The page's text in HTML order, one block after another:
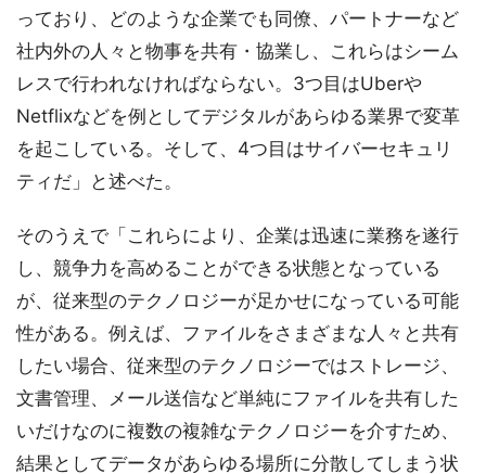
っており、どのような企業でも同僚、パートナーなど
社内外の人々と物事を共有・協業し、これらはシーム
レスで行われなければならない。3つ目はUberや
Netflixなどを例としてデジタルがあらゆる業界で変革
を起こしている。そして、4つ目はサイバーセキュリ
ティだ」と述べた。
そのうえで「これらにより、企業は迅速に業務を遂行
し、競争力を高めることができる状態となっている
が、従来型のテクノロジーが足かせになっている可能
性がある。例えば、ファイルをさまざまな人々と共有
したい場合、従来型のテクノロジーではストレージ、
文書管理、メール送信など単純にファイルを共有した
いだけなのに複数の複雑なテクノロジーを介すため、
結果としてデータがあらゆる場所に分散してしまう状